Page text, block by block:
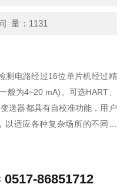
量：1131
测电路经过16位单片机经过精
般为4~20 mA)。可选HART、
送器都具有自校准功能，用户
适应各种复杂场所的不同要
0517-86851712